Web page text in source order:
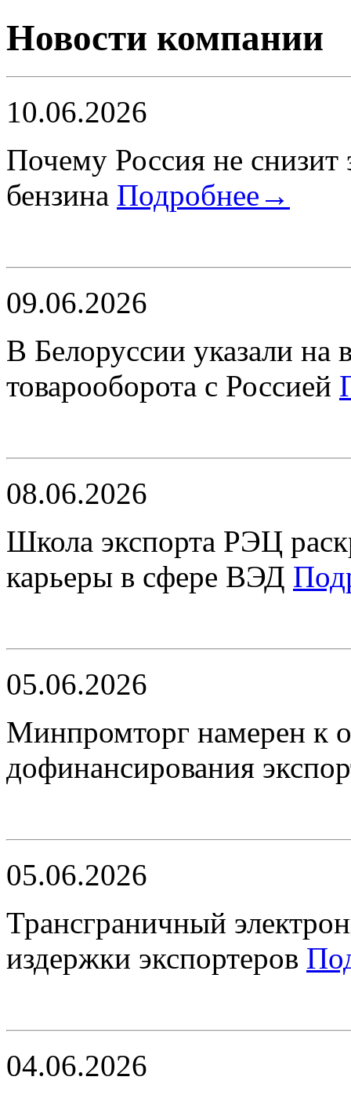
Новости компании
10.06.2026
Почему Россия не снизит
бензина Подробнее→
09.06.2026
В Белоруссии указали на
товарооборота с Россией
08.06.2026
Школа экспорта РЭЦ
карьеры в сфере ВЭД
05.06.2026
Минпромторг намерен к
дофинансирования
05.06.2026
Трансграничный
издержки экспортеров
04.06.2026